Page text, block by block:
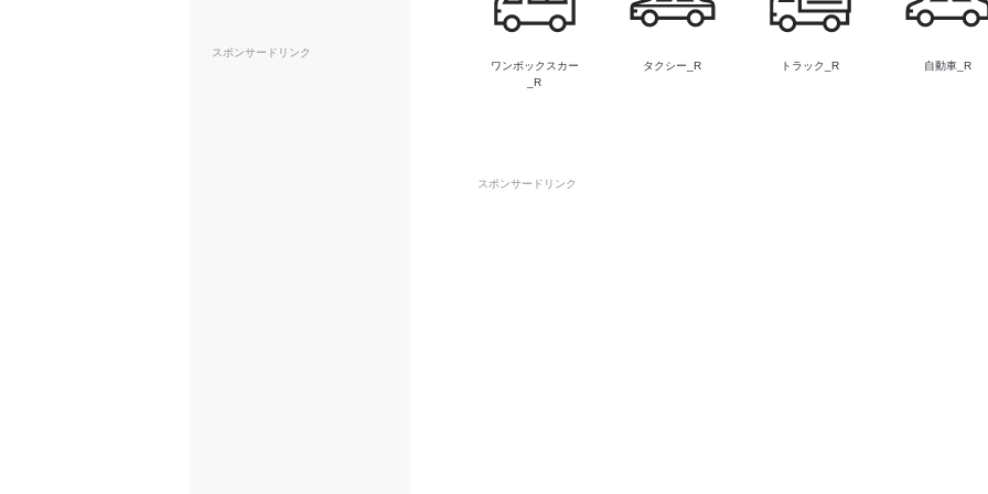
ワンボックスカー
_R
タクシー_R トラック_R 自動車_R
スポンサードリンク
スポンサードリンク